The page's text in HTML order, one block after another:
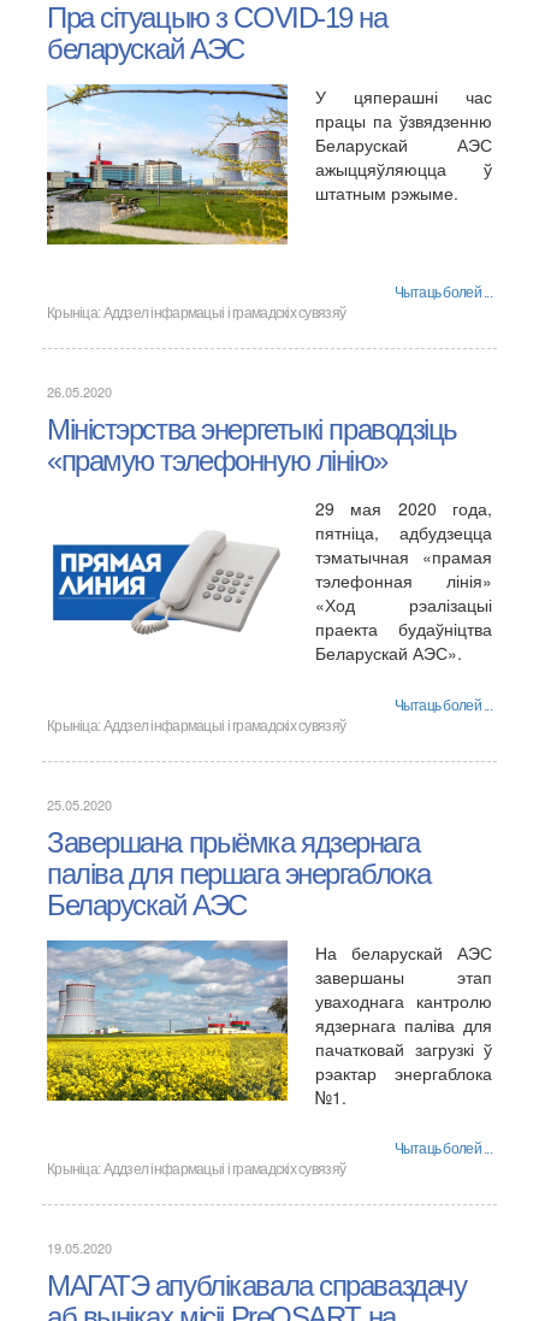
Пра сітуацыю з COVID-19 на
беларускай АЭС
У цяперашні час
працы па ўзвядзенню
Беларускай АЭС
ажыццяўляюцца ў
штатным рэжыме.
Чытаць болей ...
Крыніца:Аддзел інфармацыі і грамадскіх сувязяў
26.05.2020
Міністэрства энергетыкі праводзіць
«прамую тэлефонную лінію»
29 мая 2020 года,
пятніца, адбудзецца
тэматычная «прамая
тэлефонная лінія»
«Ход рэалізацыі
праекта будаўніцтва
Беларускай АЭС».
Чытаць болей ...
Крыніца:Аддзел інфармацыі і грамадскіх сувязяў
25.05.2020
Завершана прыёмка ядзернага
паліва для першага энергаблока
Беларускай АЭС
На беларускай АЭС
завершаны этап
уваходнага кантролю
ядзернага паліва для
пачатковай загрузкі ў
рэактар энергаблока
№1.
Чытаць болей ...
Крыніца:Аддзел інфармацыі і грамадскіх сувязяў
19.05.2020
МАГАТЭ апублікавала справаздачу